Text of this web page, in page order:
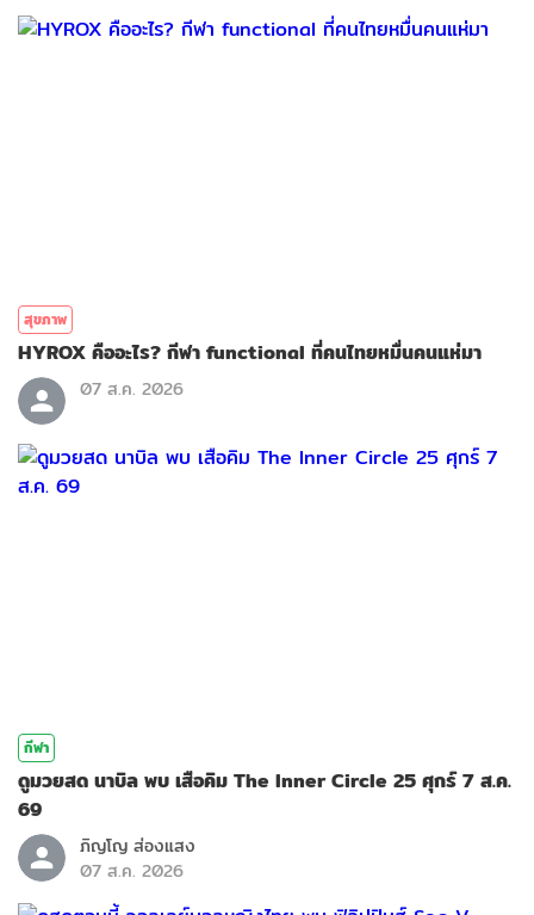
สุขภาพ
HYROX คืออะไร? กีฬา functional ที่คนไทยหมื่นคนแห่มา
07 ส.ค. 2026
กีฬา
ดูมวยสด นาบิล พบ เสือคิม The Inner Circle 25 ศุกร์ 7 ส.ค.
69
ภิญโญ ส่องแสง
07 ส.ค. 2026